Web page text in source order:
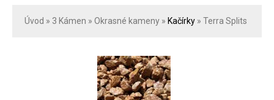
Úvod » 3 Kámen » Okrasné kameny » Kačírky » Terra Splits